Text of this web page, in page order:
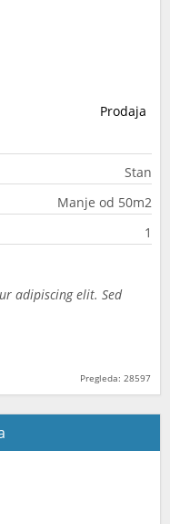
Prodaja
Stan
Manje od 50m2
1
adipiscing elit. Sed
Pregleda: 28597